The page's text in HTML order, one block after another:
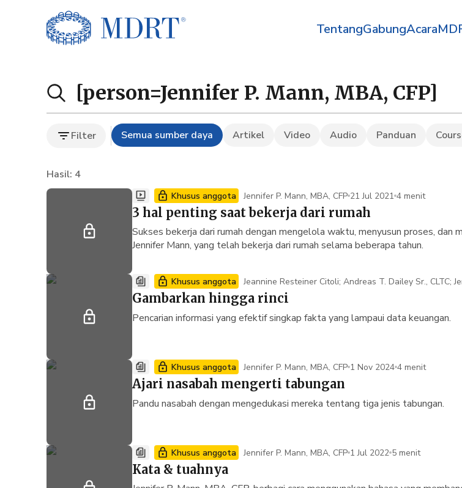
TentangGabungAcara
Hasil Pencarian
Cari sumber daya
Filter Semua sumber daya Artikel Video Audio Panduan
Hasil: 4
Khusus anggota Jennifer P. Mann, MBA, CFP 21 Jul 2021 4 menit
3 hal penting saat bekerja dari rumah
Sukses bekerja dari rumah dengan mengelola waktu, menyusun proses,
Jennifer Mann, yang telah bekerja dari rumah selama beberapa tahun.
Khusus anggota
Jeannine Resteiner Citoli; Andreas T. Dailey Sr., CLTC;
e; Warren Stickney; Joseph Tan, ChFC, CLU; Kerry
Gambarkan hingga rinci
Pencarian informasi yang efektif singkap fakta yang lampaui data keuangan.
Khusus anggota Jennifer P. Mann, MBA, CFP 1 Nov 2024 4 menit
Ajari nasabah mengerti tabungan
Pandu nasabah dengan mengedukasi mereka tentang tiga jenis tabungan.
Khusus anggota Jennifer P. Mann, MBA, CFP 1 Jul 2022 5 menit
Kata & tuahnya